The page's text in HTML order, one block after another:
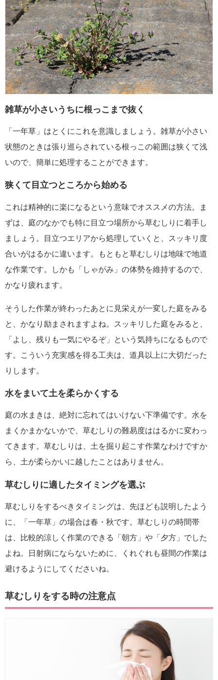
雑草が小さいうちに根っこまで抜く
「一年草」はとくにこれを意識しましょう。雑草が小さい
状態のときは張り巡らされている根っこの範囲は狭くて浅
いので、簡単に処理することができます。
狭くて目立つところから始める
これは精神的に楽になるという意味でオススメの方法。ま
ずは、庭のなかでも特に目立つ場所から草むしりに着手し
ましょう。目立つエリアから処理していくと、スッキリ度
合いがはるかに違います。もともと草むしりは地味で地道
な作業です。しかも「しゃがみ」の体勢を維持するので、
かなり疲れます。
そうした作業が終わったあとに見栄えが一変した庭をみる
と、かなり励まされますよね。スッキリした庭をみると、
「よし、残りも一気にやるぞ」という気持ちになるもので
す。こういう充実感を得る工夫は、道具以上に大切だった
りします。
水をまいて土を柔らかくする
庭の水まきは、絶対に忘れてはいけない下準備です。水を
まくかまかないかで、草むしりの難易度ははるかに変わっ
てきます。草むしりは、土を掘り起こす作業なわけですか
ら、土が柔らかいに越したことはありません。
草むしりに適したタイミングを選ぶ
草むしりをするべきタイミングは、先ほども説明したよう
に、「一年草」の場合は春・秋です。草むしりの時間帯
は、比較的涼しく作業のできる「朝方」や「夕方」でした
よね。日射病にならないために、くれぐれも昼間の作業は
避けるようにしてくださいね。
草むしりをする時の注意点